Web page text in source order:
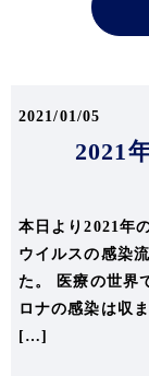
2021/01/05
2021
本日より2021年
ウイルスの感染
た。 医療の世界
ロナの感染は収
[…]